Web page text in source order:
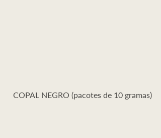
COPAL NEGRO (pacotes de 10 gramas)